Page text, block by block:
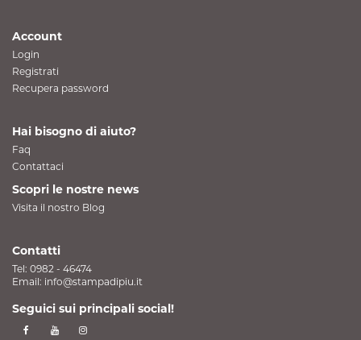
Account
Login
Registrati
Recupera password
Hai bisogno di aiuto?
Faq
Contattaci
Scopri le nostre news
Visita il nostro Blog
Contatti
Tel: 0982 - 46474
Email: info@stampadipiu.it
Seguici sui principali social!